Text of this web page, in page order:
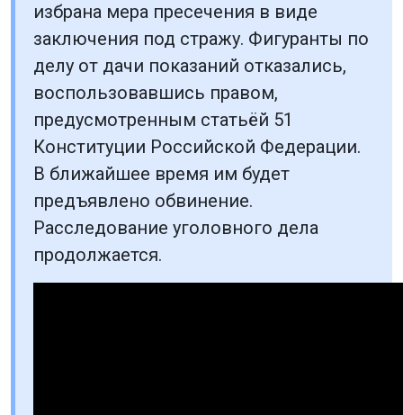
избрана мера пресечения в виде
заключения под стражу. Фигуранты по
делу от дачи показаний отказались,
воспользовавшись правом,
предусмотренным статьёй 51
Конституции Российской Федерации.
В ближайшее время им будет
предъявлено обвинение.
Расследование уголовного дела
продолжается.